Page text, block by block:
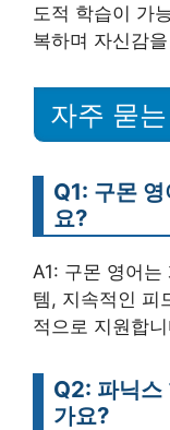
도적 학습이 가
복하며 자신감
자주 묻
Q1: 구몬
요?
A1: 구몬 영어
템, 지속적인 피
적으로 지원합
Q2: 파닉스
가요?